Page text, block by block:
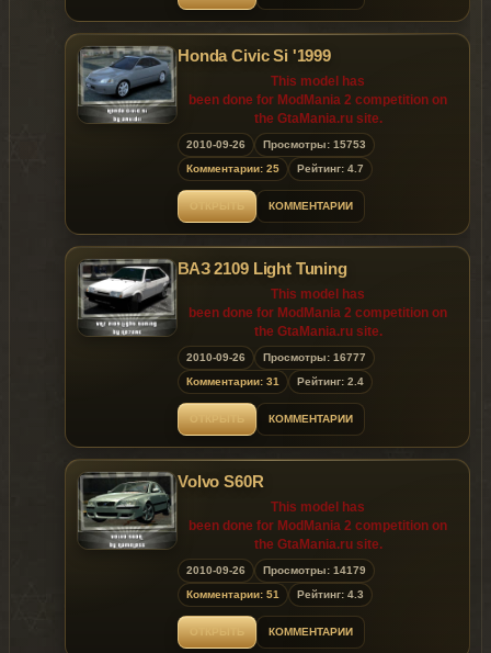
Honda Civic Si '1999
This model has
been done for ModMania 2 competition on
the GtaMania.ru site.
Releasing the model on other sites until
10.03.2010 (the 3rd
of October 2010) is prohibited!
2010-09-26
Просмотры: 15753
Комментарии: 25
Рейтинг: 4.7
КОММЕНТАРИИ
ВАЗ 2109 Light Tuning
This model has
been done for ModMania 2 competition on
the GtaMania.ru site.
Releasing the model on other sites until
10.03.2010 (the 3rd
of October 2010) is prohibited!
2010-09-26
Просмотры: 16777
Комментарии: 31
Рейтинг: 2.4
КОММЕНТАРИИ
Volvo S60R
This model has
been done for ModMania 2 competition on
the GtaMania.ru site.
Releasing the model on other sites until
10.03.2010 (the 3rd
of October 2010) is prohibited!
2010-09-26
Просмотры: 14179
Комментарии: 51
Рейтинг: 4.3
КОММЕНТАРИИ